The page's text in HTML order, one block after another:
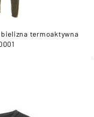
termoaktywna